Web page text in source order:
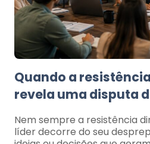
Quando a
revela uma disputa
Nem sempre a resistência
líder decorre do seu